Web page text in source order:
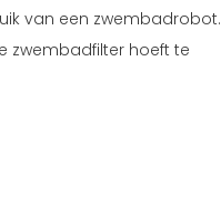
van een zwembadrobot.
zwembadfilter hoeft te